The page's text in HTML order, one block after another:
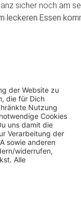
sicher noch am
leckeren Essen
denn die
Begeistere
Dessert
Party auf und